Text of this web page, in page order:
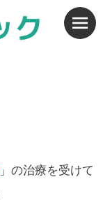
」の治療を受けて